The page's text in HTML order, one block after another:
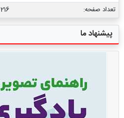
تعداد صفحه:
216
پیشنهاد ما